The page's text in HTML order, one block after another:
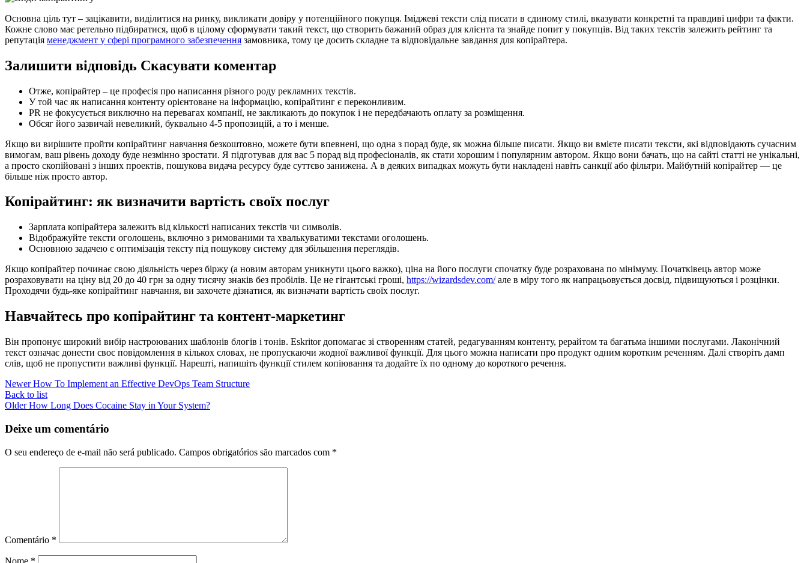
Основна ціль тут – зацікавити, виділитися на ринку, викликати довіру у потенційного покупця. Іміджеві тексти слід писати в єдиному стилі, вказувати конкретні та правдиві цифри та факти.
Кожне слово має ретельно підбиратися, щоб в цілому сформувати такий текст, що створить бажаний образ для клієнта та знайде попит у покупців. Від таких текстів залежить рейтинг та
репутація менеджмент у сфері програмного забезпечення замовника, тому це досить складне та відповідальне завдання для копірайтера.
Залишити відповідь Скасувати коментар
Отже, копірайтер – це професія про написання різного роду рекламних текстів.
У той час як написання контенту орієнтоване на інформацію, копірайтинг є переконливим.
PR не фокусується виключно на перевагах компанії, не закликають до покупок і не передбачають оплату за розміщення.
Обсяг його зазвичай невеликий, буквально 4-5 пропозицій, а то і менше.
Якщо ви вирішите пройти копірайтинг навчання безкоштовно, можете бути впевнені, що одна з порад буде, як можна більше писати. Якщо ви вмієте писати тексти, які відповідають сучасним
вимогам, ваш рівень доходу буде незмінно зростати. Я підготував для вас 5 порад від професіоналів, як стати хорошим і популярним автором. Якщо вони бачать, що на сайті статті не унікальні,
а просто скопійовані з інших проектів, пошукова видача ресурсу буде суттєво занижена. А в деяких випадках можуть бути накладені навіть санкції або фільтри. Майбутній копірайтер — це
більше ніж просто автор.
Копірайтинг: як визначити вартість своїх послуг
Зарплата копірайтера залежить від кількості написаних текстів чи символів.
Відображуйте тексти оголошень, включно з римованими та хвалькуватими текстами оголошень.
Основною задачею є оптимізація тексту під пошукову систему для збільшення переглядів.
Якщо копірайтер починає свою діяльність через біржу (а новим авторам уникнути цього важко), ціна на його послуги спочатку буде розрахована по мінімуму. Початківець автор може
розраховувати на ціну від 20 до 40 грн за одну тисячу знаків без пробілів. Це не гігантські гроші, https://wizardsdev.com/але в міру того як напрацьовується досвід, підвищуються і розцінки.
Проходячи будь-яке копірайтинг навчання, ви захочете дізнатися, як визначати вартість своїх послуг.
Навчайтесь про копірайтинг та контент-маркетинг
Він пропонує широкий вибір настроюваних шаблонів блогів і тонів. Eskritor допомагає зі створенням статей, редагуванням контенту, рерайтом та багатьма іншими послугами. Лаконічний
текст означає донести своє повідомлення в кількох словах, не пропускаючи жодної важливої функції. Для цього можна написати про продукт одним коротким реченням. Далі створіть дамп
слів, щоб не пропустити важливі функції. Нарешті, напишіть функції стилем копіювання та додайте їх по одному до короткого речення.
Newer How To Implement an Effective DevOps Team Structure
Back to list
Older How Long Does Cocaine Stay in Your System?
Deixe um comentário
O seu endereço de e-mail não será publicado. Campos obrigatórios são marcados com *
Comentário *
Nome *